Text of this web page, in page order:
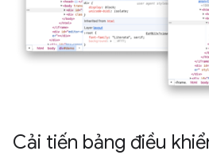
Cải tiến bảng điều